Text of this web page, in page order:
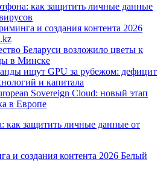
как защитить личные данные
и создания контента 2026
Беларуси возложило цветы к
в Минске
ищут GPU за рубежом: дефицит
и капитала
Sovereign Cloud: новый этап
в Европе
как защитить личные данные от
и создания контента 2026 Белый